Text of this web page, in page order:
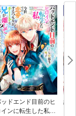
ドエンド目前のヒ
インに転生した私、
結